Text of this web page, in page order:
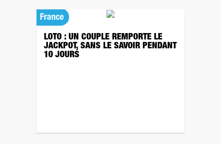
France
LOTO : UN COUPLE REMPORTE LE
JACKPOT, SANS LE SAVOIR PENDANT
10 JOURS